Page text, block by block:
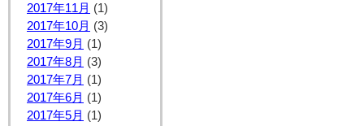
2017年11月 (1)
2017年10月 (3)
2017年9月 (1)
2017年8月 (3)
2017年7月 (1)
2017年6月 (1)
2017年5月 (1)